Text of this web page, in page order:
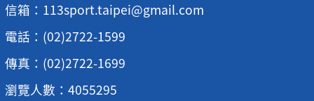
信箱：113sport.taipei@gmail.com
電話：(02)2722-1599
傳真：(02)2722-1699
瀏覽人數：4055295